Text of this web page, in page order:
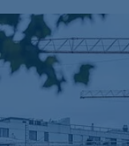
2 Jahre
etracker
Name:
Anbieter:
Berliner